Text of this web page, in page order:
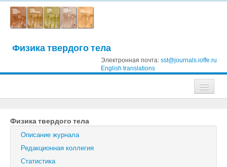
Физика твердого тела
Электронная почта: sst@journals.ioffe.ru
English translations
Журнал технической физики
Письма в Журнал технической физики
Физика твердого тела
Физика твердого тела
Описание журнала
Редакционная коллегия
Статистика